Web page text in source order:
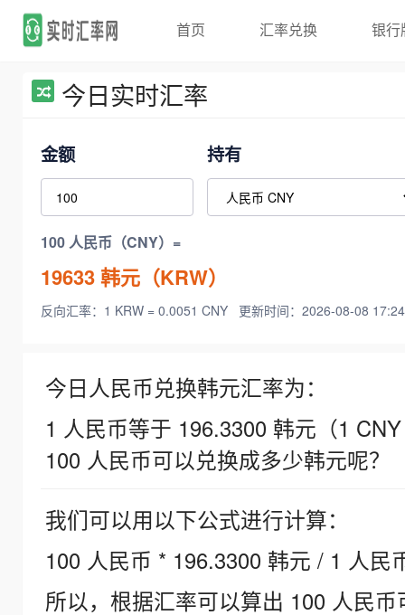
首页 汇率兑换 银行
今日实时汇率
金额 持有
100 人民币（CNY）=
19633韩元（KRW）
反向汇率：1 KRW = 0.0051 CNY 更新时间：2026-08-08
今日人民币兑换韩元汇率为：
1 人民币等于 196.3300 韩元（1
100 人民币可以兑换成多少韩元呢？
我们可以用以下公式进行计算：
100 人民币 * 196.3300 韩元 / 1 人民
所以，根据汇率可以算出 100 人民